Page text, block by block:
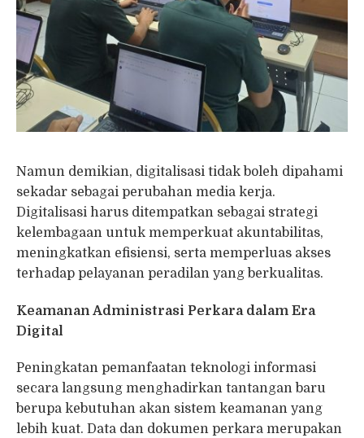
Namun demikian, digitalisasi tidak boleh dipahami
sekadar sebagai perubahan media kerja.
Digitalisasi harus ditempatkan sebagai strategi
kelembagaan untuk memperkuat akuntabilitas,
meningkatkan efisiensi, serta memperluas akses
terhadap pelayanan peradilan yang berkualitas.
Keamanan Administrasi Perkara dalam Era
Digital
Peningkatan pemanfaatan teknologi informasi
secara langsung menghadirkan tantangan baru
berupa kebutuhan akan sistem keamanan yang
lebih kuat. Data dan dokumen perkara merupakan